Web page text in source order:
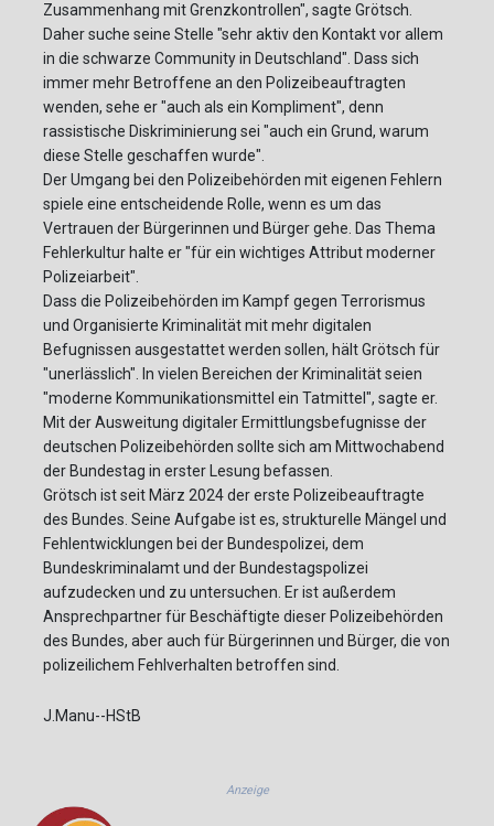
Zusammenhang mit Grenzkontrollen", sagte Grötsch.
Daher suche seine Stelle "sehr aktiv den Kontakt vor allem
in die schwarze Community in Deutschland". Dass sich
immer mehr Betroffene an den Polizeibeauftragten
wenden, sehe er "auch als ein Kompliment", denn
rassistische Diskriminierung sei "auch ein Grund, warum
diese Stelle geschaffen wurde".
Der Umgang bei den Polizeibehörden mit eigenen Fehlern
spiele eine entscheidende Rolle, wenn es um das
Vertrauen der Bürgerinnen und Bürger gehe. Das Thema
Fehlerkultur halte er "für ein wichtiges Attribut moderner
Polizeiarbeit".
Dass die Polizeibehörden im Kampf gegen Terrorismus
und Organisierte Kriminalität mit mehr digitalen
Befugnissen ausgestattet werden sollen, hält Grötsch für
"unerlässlich". In vielen Bereichen der Kriminalität seien
"moderne Kommunikationsmittel ein Tatmittel", sagte er.
Mit der Ausweitung digitaler Ermittlungsbefugnisse der
deutschen Polizeibehörden sollte sich am Mittwochabend
der Bundestag in erster Lesung befassen.
Grötsch ist seit März 2024 der erste Polizeibeauftragte
des Bundes. Seine Aufgabe ist es, strukturelle Mängel und
Fehlentwicklungen bei der Bundespolizei, dem
Bundeskriminalamt und der Bundestagspolizei
aufzudecken und zu untersuchen. Er ist außerdem
Ansprechpartner für Beschäftigte dieser Polizeibehörden
des Bundes, aber auch für Bürgerinnen und Bürger, die von
polizeilichem Fehlverhalten betroffen sind.
J.Manu--HStB
Anzeige